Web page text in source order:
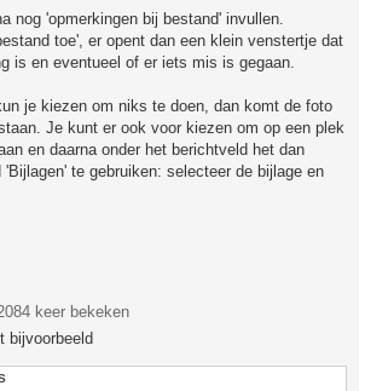
nog 'opmerkingen bij bestand' invullen.
toe', er opent dan een klein venstertje dat
is en eventueel of er iets mis is gegaan.
je kiezen om niks te doen, dan komt de foto
Je kunt er ook voor kiezen om op een plek
en daarna onder het berichtveld het dan
te gebruiken: selecteer de bijlage en
keer bekeken
bijvoorbeeld